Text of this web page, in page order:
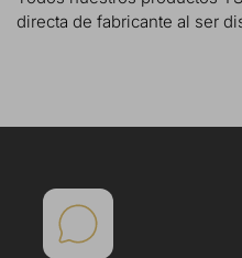
directa de fabricante al ser